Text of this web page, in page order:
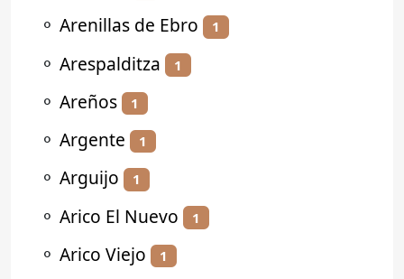
⚬ Arenillas de Ebro 1
⚬ Arespalditza 1
⚬ Areños 1
⚬ Argente 1
⚬ Arguijo 1
⚬ Arico El Nuevo 1
⚬ Arico Viejo 1